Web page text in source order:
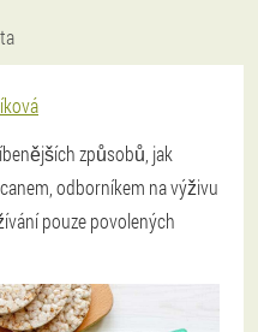
způsobů, jak
odborníkem na výživu
pouze povolených